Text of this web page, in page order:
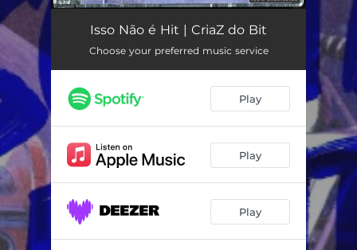
Isso Não é Hit 02:39
Isso Não é Hit | CriaZ do Bit
Choose your preferred music service
Play
Play
Play